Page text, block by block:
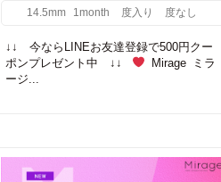
14.5mm 1month 度入り 度なし
↓↓ 今ならLINEお友達登録で500円クー
ポンプレゼント中 ↓↓
Mirage ミラ
ージ...